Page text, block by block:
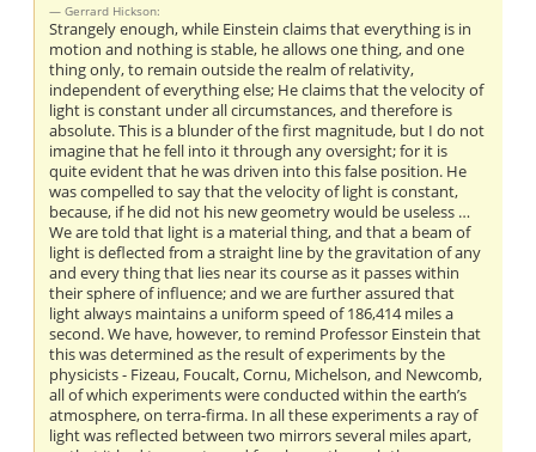
Gerrard Hickson:
Strangely enough, while Einstein claims that everything is in
motion and nothing is stable, he allows one thing, and one
thing only, to remain outside the realm of relativity,
independent of everything else; He claims that the velocity of
light is constant under all circumstances, and therefore is
absolute. This is a blunder of the first magnitude, but I do not
imagine that he fell into it through any oversight; for it is
quite evident that he was driven into this false position. He
was compelled to say that the velocity of light is constant,
because, if he did not his new geometry would be useless …
We are told that light is a material thing, and that a beam of
light is deflected from a straight line by the gravitation of any
and every thing that lies near its course as it passes within
their sphere of influence; and we are further assured that
light always maintains a uniform speed of 186,414 miles a
second. We have, however, to remind Professor Einstein that
this was determined as the result of experiments by the
physicists - Fizeau, Foucalt, Cornu, Michelson, and Newcomb,
all of which experiments were conducted within the earth’s
atmosphere, on terra-firma. In all these experiments a ray of
light was reflected between two mirrors several miles apart,